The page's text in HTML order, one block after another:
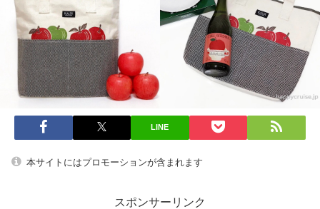
LINE
本サイトにはプロモーションが含まれます
スポンサーリンク